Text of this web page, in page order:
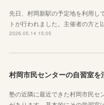
先日、村岡新駅の予定地を利用し
トが行われました。主催者の方
2026.05.14 15:05
村岡市民センターの自習室を
塾の近隣に最近できた村岡市民セ